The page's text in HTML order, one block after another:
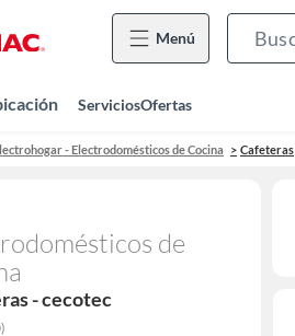
Menú
ServiciosOfertas
- Electrodomésticos de Cocina Cafeteras
de
- cecotec
)